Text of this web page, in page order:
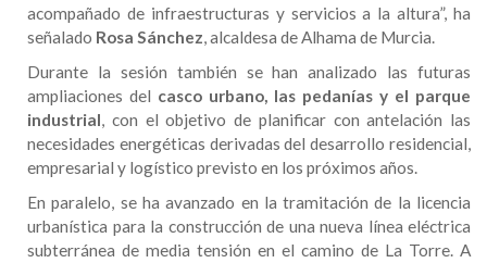
acompañado de infraestructuras y servicios a la altura”, ha
señalado Rosa Sánchez, alcaldesa de Alhama de Murcia.
Durante la sesión también se han analizado las futuras
ampliaciones del casco urbano, las pedanías y el parque
industrial, con el objetivo de planificar con antelación las
necesidades energéticas derivadas del desarrollo residencial,
empresarial y logístico previsto en los próximos años.
En paralelo, se ha avanzado en la tramitación de la licencia
urbanística para la construcción de una nueva línea eléctrica
subterránea de media tensión en el camino de La Torre. A